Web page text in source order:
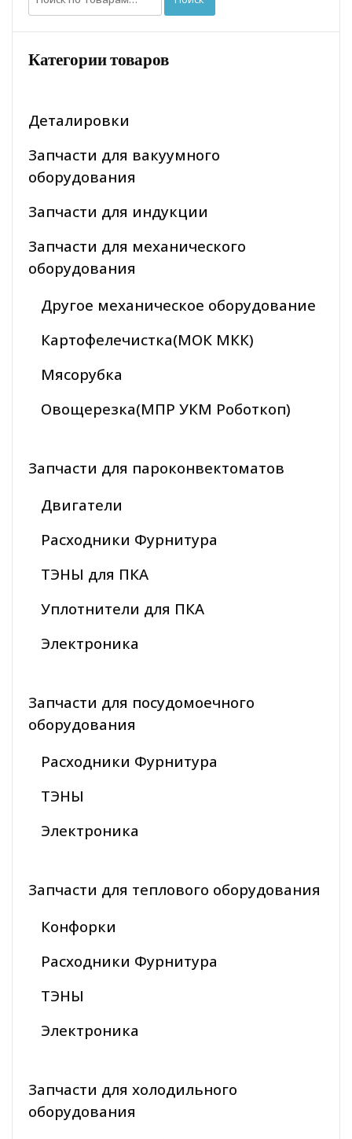
Категории товаров
Деталировки
Запчасти для вакуумного
оборудования
Запчасти для индукции
Запчасти для механического
оборудования
Другое механическое оборудование
Картофелечистка(МОК МКК)
Мясорубка
Овощерезка(МПР УКМ Роботкоп)
Запчасти для пароконвектоматов
Двигатели
Расходники Фурнитура
ТЭНЫ для ПКА
Уплотнители для ПКА
Электроника
Запчасти для посудомоечного
оборудования
Расходники Фурнитура
ТЭНЫ
Электроника
Запчасти для теплового оборудования
Конфорки
Расходники Фурнитура
ТЭНЫ
Электроника
Запчасти для холодильного
оборудования